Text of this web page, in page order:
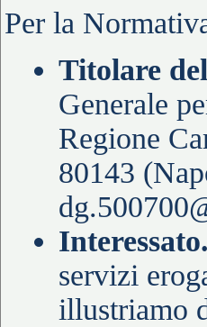
Per la
Titolare
Generale
Regione
80143
Interessato.
servizi
illustriamo